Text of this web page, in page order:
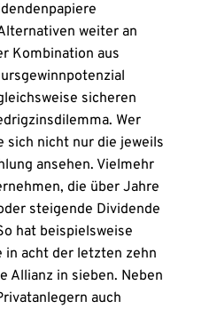
weiter an
Kombination aus
sicheren
Wer
sich nicht nur die jeweils
ansehen. Vielmehr
die über Jahre
steigende Dividende
hat beispielsweise
in acht der letzten zehn
Allianz in sieben. Neben
auch